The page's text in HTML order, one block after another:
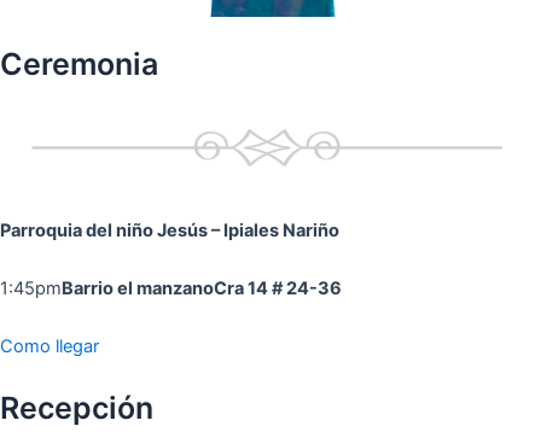
Ceremonia
Parroquia del niño Jesús– Ipiales Nariño
1:45pmBarrio el manzanoCra 14 # 24-36
Como llegar
Recepción